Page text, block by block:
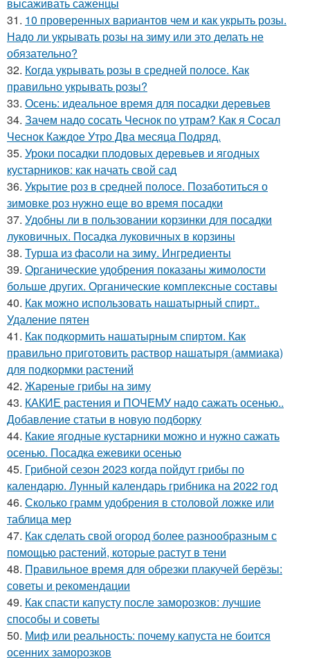
высаживать саженцы
31. 10 проверенных вариантов чем и как укрыть розы.
Надо ли укрывать розы на зиму или это делать не
обязательно?
32. Когда укрывать розы в средней полосе. Как
правильно укрывать розы?
33. Осень: идеальное время для посадки деревьев
34. Зачем надо сосать Чеснок по утрам? Как я Сосал
Чеснок Каждое Утро Два месяца Подряд.
35. Уроки посадки плодовых деревьев и ягодных
кустарников: как начать свой сад
36. Укрытие роз в средней полосе. Позаботиться о
зимовке роз нужно еще во время посадки
37. Удобны ли в пользовании корзинки для посадки
луковичных. Посадка луковичных в корзины
38. Турша из фасоли на зиму. Ингредиенты
39. Органические удобрения показаны жимолости
больше других. Органические комплексные составы
40. Как можно использовать нашатырный спирт..
Удаление пятен
41. Как подкормить нашатырным спиртом. Как
правильно приготовить раствор нашатыря (аммиака)
для подкормки растений
42. Жареные грибы на зиму
43. КАКИЕ растения и ПОЧЕМУ надо сажать осенью..
Добавление статьи в новую подборку
44. Какие ягодные кустарники можно и нужно сажать
осенью. Посадка ежевики осенью
45. Грибной сезон 2023 когда пойдут грибы по
календарю. Лунный календарь грибника на 2022 год
46. Сколько грамм удобрения в столовой ложке или
таблица мер
47. Как сделать свой огород более разнообразным с
помощью растений, которые растут в тени
48. Правильное время для обрезки плакучей берёзы:
советы и рекомендации
49. Как спасти капусту после заморозков: лучшие
способы и советы
50. Миф или реальность: почему капуста не боится
осенних заморозков